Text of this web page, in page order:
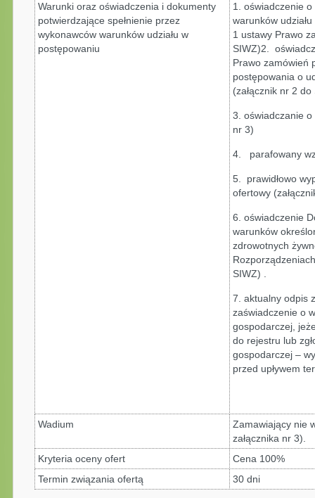
Warunki oraz oświadczenia i dokumenty
potwierdzające spełnienie przez
wykonawców warunków udziału w
postępowaniu
1. oświadczenie o
warunków
1 ustawy Prawo
SIWZ)2.
Prawo zamówień
postępowania o
(załącznik nr 2 do
3. oświadczanie o
nr 3)
4. parafowany
5. prawidłowo
ofertowy
6. oświadczenie
warunków
zdrowotnych
SIWZ) .
7. aktualny odpis
zaświadczenie o
gospodarczej,
do rejestru lub
gospodarczej –
przed upływem
Wadium
Zamawiający nie
załącznika nr 3).
Kryteria oceny ofert
Cena 100%
Termin związania ofertą
30 dni